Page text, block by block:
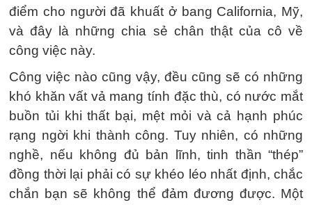
điểm cho người đã khuất ở bang California, Mỹ,
và đây là những chia sẻ chân thật của cô về
công việc này.
Công việc nào cũng vậy, đều cũng sẽ có những
khó khăn vất vả mang tính đặc thù, có nước mắt
buồn tủi khi thất bại, mệt mỏi và cả hạnh phúc
rạng ngời khi thành công. Tuy nhiên, có những
nghề, nếu không đủ bản lĩnh, tinh thần “thép”
đồng thời lại phải có sự khéo léo nhất định, chắc
chắn bạn sẽ không thể đảm đương được. Một